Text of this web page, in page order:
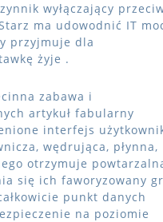
wyłączający
ma udowodnić IT
przyjmuje dla
żyje .
zabawa i
artykuł fabularny
interfejs
wędrująca, płynna,
otrzymuje
się ich faworyzowany
punkt danych
na poziomie